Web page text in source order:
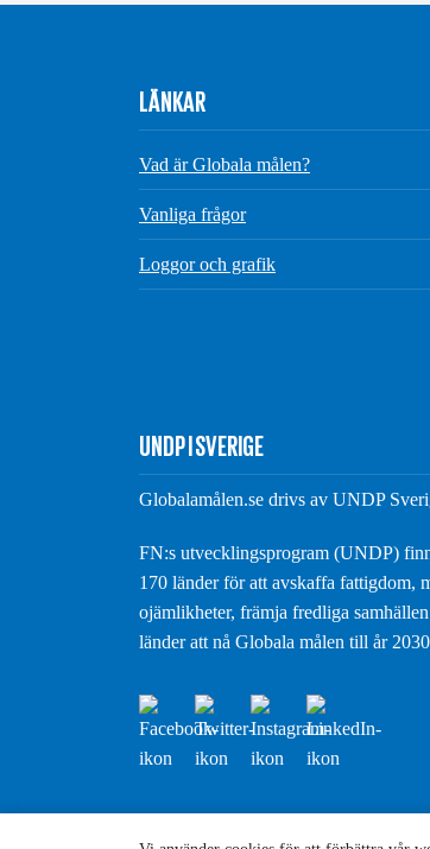
LÄNKAR
Vad är Globala målen?
Vanliga frågor
Loggor och grafik
UNDP I SVERIGE
Globalamålen.se drivs av UNDP
FN:s utvecklingsprogram (UNDP)
170 länder för att avskaffa fattigdom,
ojämlikheter, främja fredliga
länder att nå Globala målen till år